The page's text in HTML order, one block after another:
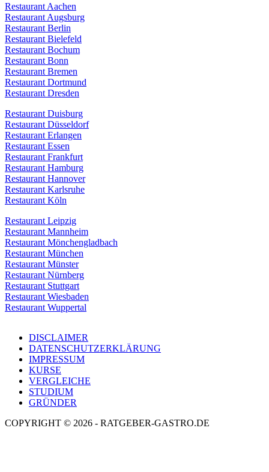
Restaurant Aachen
Restaurant Augsburg
Restaurant Berlin
Restaurant Bielefeld
Restaurant Bochum
Restaurant Bonn
Restaurant Bremen
Restaurant Dortmund
Restaurant Dresden
Restaurant Duisburg
Restaurant Düsseldorf
Restaurant Erlangen
Restaurant Essen
Restaurant Frankfurt
Restaurant Hamburg
Restaurant Hannover
Restaurant Karlsruhe
Restaurant Köln
Restaurant Leipzig
Restaurant Mannheim
Restaurant Mönchengladbach
Restaurant München
Restaurant Münster
Restaurant Nürnberg
Restaurant Stuttgart
Restaurant Wiesbaden
Restaurant Wuppertal
DISCLAIMER
DATENSCHUTZERKLÄRUNG
IMPRESSUM
KURSE
VERGLEICHE
STUDIUM
GRÜNDER
COPYRIGHT © 2026 - RATGEBER-GASTRO.DE